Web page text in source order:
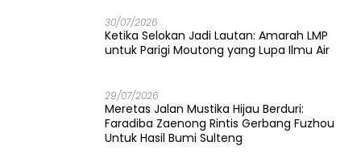
30/07/2026
Ketika Selokan Jadi Lautan: Amarah LMP
untuk Parigi Moutong yang Lupa Ilmu Air
29/07/2026
Meretas Jalan Mustika Hijau Berduri:
Faradiba Zaenong Rintis Gerbang Fuzhou
Untuk Hasil Bumi Sulteng